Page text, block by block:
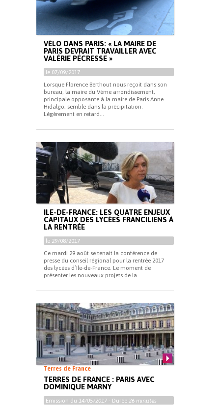
VÉLO DANS PARIS: « LA MAIRE DE
PARIS DEVRAIT TRAVAILLER AVEC
VALÉRIE PÉCRESSE »
le 07/09/2017
Lorsque Florence Berthout nous reçoit dans son
bureau, la maire du Vème arrondissement,
principale opposante à la maire de Paris Anne
Hidalgo, semble dans la précipitation.
Légèrement en retard...
ILE-DE-FRANCE: LES QUATRE ENJEUX
CAPITAUX DES LYCÉES FRANCILIENS À
LA RENTRÉE
le 29/08/2017
Ce mardi 29 août se tenait la conférence de
presse du conseil régional pour la rentrée 2017
des lycées d’Ile-de-France. Le moment de
présenter les nouveaux projets de la...
Terres de France
TERRES DE FRANCE : PARIS AVEC
DOMINIQUE MARNY
Emission du 14/05/2017 - Durée 26 minutes